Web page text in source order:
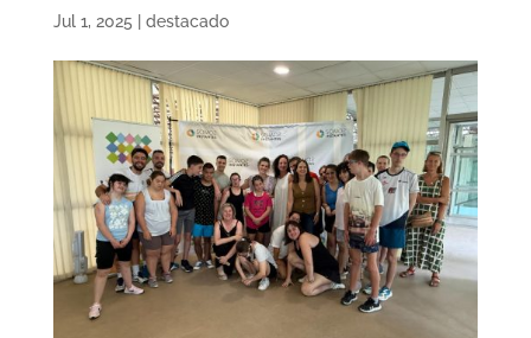
Jul 1, 2025 destacado